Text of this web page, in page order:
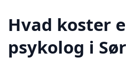
Hvad koster
psykolog i